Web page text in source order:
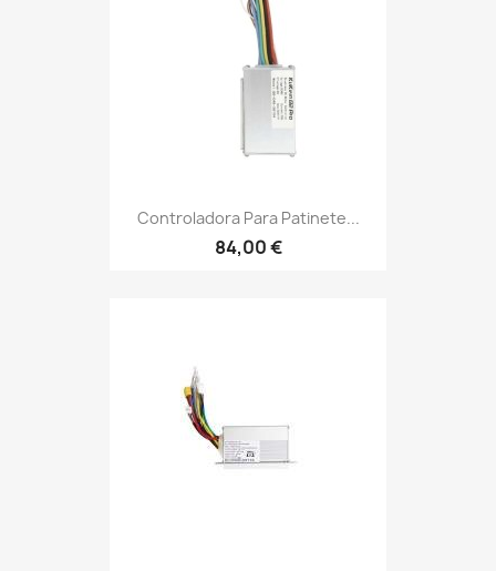
Controladora Para Patinete...
84,00 €